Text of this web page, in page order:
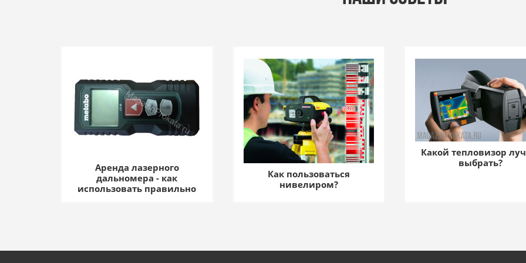
Аренда лазерного
дальномера - как
использовать правильно
Как пользоваться
нивелиром?
Какой тепловизор
выбрать?